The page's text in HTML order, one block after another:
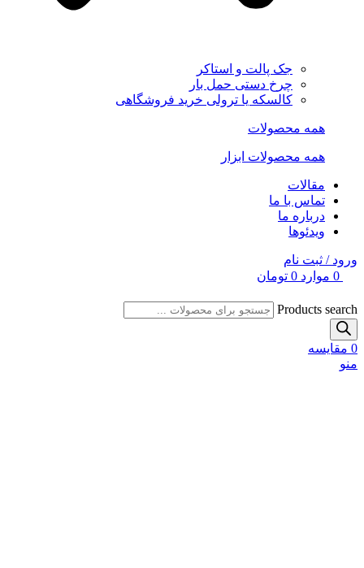
جک پالت و استاکر
چرخ دستی حمل بار
کالسکه یا ترولی خرید فروشگاهی
همه محصولات
همه محصولات ابزار
مقالات
تماس با ما
درباره ما
ویدئوها
ورود / ثبت نام
0 موارد 0 تومان
Products search
0 مقایسه
منو